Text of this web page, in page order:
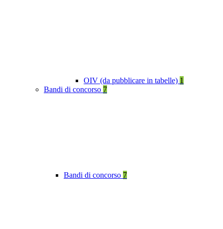
OIV (da pubblicare in tabelle) 1
Bandi di concorso 7
Bandi di concorso 7